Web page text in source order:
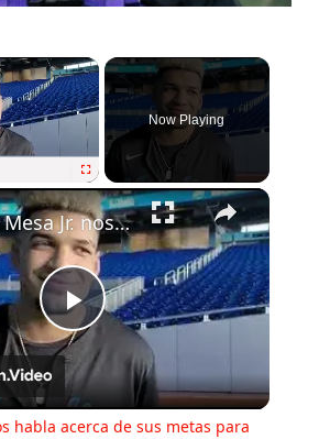
Fullscreen
Now Playing
Play
Video
Víctor Mesa Jr. nos habla acerca de sus metas para esta temporada.
habla acerca de sus metas para